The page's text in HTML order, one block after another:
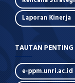
Laporan Kinerja
TAUTAN PENTING
e-ppm.unri.ac.id